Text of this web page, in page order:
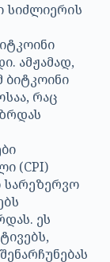
სიძლიერის
ამჟამად,
ბიტკოინი
რაც
(CPI)
ეს